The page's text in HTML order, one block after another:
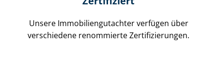
Unsere Immobilien­gutachter verfügen über
verschiedene renommierte Zer­ti­fi­zie­run­gen.